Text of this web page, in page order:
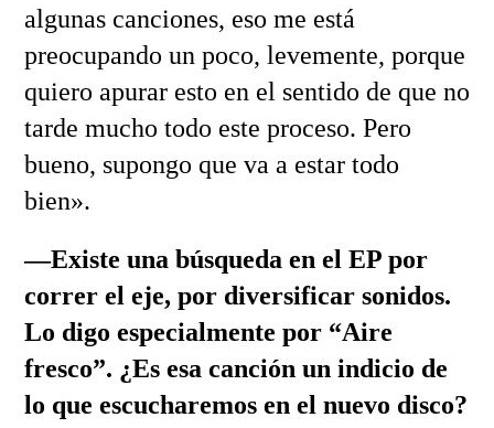
algunas canciones, eso me está
preocupando un poco, levemente, porque
quiero apurar esto en el sentido de que no
tarde mucho todo este proceso. Pero
bueno, supongo que va a estar todo
bien».
—Existe una búsqueda en el EP por
correr el eje, por diversificar sonidos.
Lo digo especialmente por “Aire
fresco”. ¿Es esa canción un indicio de
lo que escucharemos en el nuevo disco?